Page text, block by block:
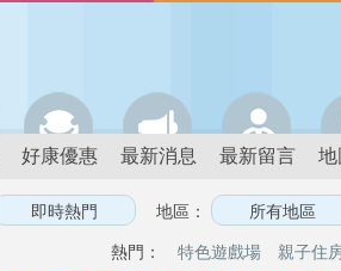
好康優惠 最新消息 最新留言 地
地區：
熱門： 特色遊戲場 親子住